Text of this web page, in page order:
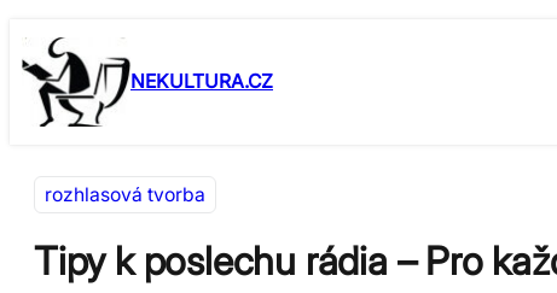
Přeskočit
na
obsah
Skip
to
content
NEKULTURA.CZ
rozhlasová tvorba
Tipy k poslechu rádia – Pro